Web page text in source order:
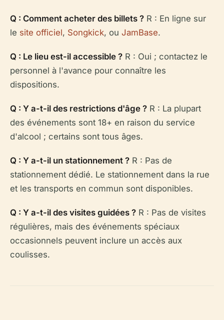
Q : Comment acheter des billets ? R : En ligne sur
le site officiel, Songkick, ou JamBase.
Q : Le lieu est-il accessible ? R : Oui ; contactez le
personnel à l'avance pour connaître les
dispositions.
Q : Y a-t-il des restrictions d'âge ? R : La plupart
des événements sont 18+ en raison du service
d'alcool ; certains sont tous âges.
Q : Y a-t-il un stationnement ? R : Pas de
stationnement dédié. Le stationnement dans la rue
et les transports en commun sont disponibles.
Q : Y a-t-il des visites guidées ? R : Pas de visites
régulières, mais des événements spéciaux
occasionnels peuvent inclure un accès aux
coulisses.